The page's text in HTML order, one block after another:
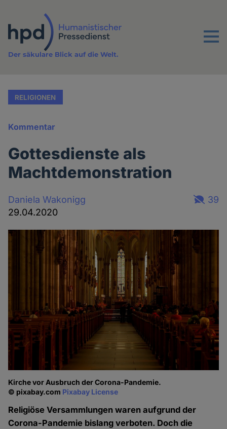
Inhalt
Menu
Der säkulare Blick auf die Welt.
RELIGIONEN
Kommentar
Gottesdienste als
Machtdemonstration
Daniela Wakonigg
29.04.2020
39
Kirche vor Ausbruch der Corona-Pandemie.
© pixabay.com Pixabay License
Religiöse Versammlungen waren aufgrund der
Corona-Pandemie bislang verboten. Doch die